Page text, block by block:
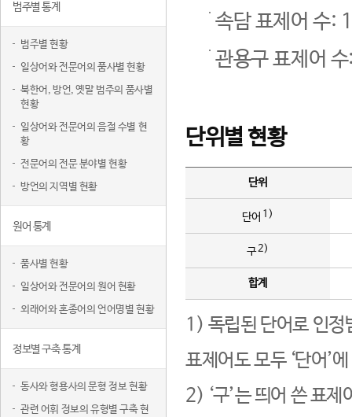
범주별 통계
범주별 현황
일상어와 전문어의 품사별 현황
북한어, 방언, 옛말 범주의 품사별
현황
일상어와 전문어의 음절 수별 현
황
전문어의 전문 분야별 현황
방언의 지역별 현황
원어 통계
품사별 현황
일상어와 전문어의 원어 현황
외래어와 혼종어의 언어명별 현황
정보별 구축 통계
동사와 형용사의 문형 정보 현황
관련 어휘 정보의 유형별 구축 현
속담 표제어 수:
관용구 표제어
단위별 현황
단위
단어 1)
구2)
합계
1) 독립된 단어로 인정
표제어도 모두 ‘단어’
2) ‘구’는 띄어 쓴 표